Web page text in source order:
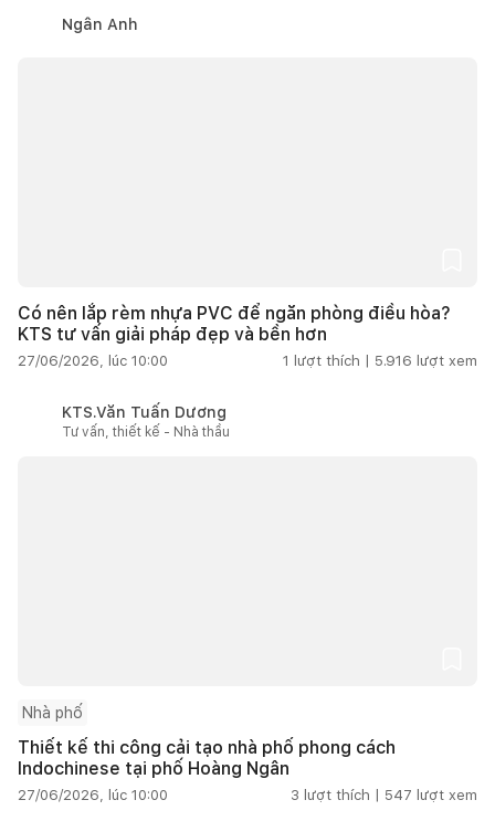
Ngân Anh
Có nên lắp rèm nhựa PVC để ngăn phòng điều hòa?
KTS tư vấn giải pháp đẹp và bền hơn
27/06/2026, lúc 10:00 1 lượt thích | 5.916 lượt xem
KTS.Văn Tuấn Dương
Tư vấn, thiết kế - Nhà thầu
Nhà phố
Thiết kế thi công cải tạo nhà phố phong cách
Indochinese tại phố Hoàng Ngân
27/06/2026, lúc 10:00 3 lượt thích | 547 lượt xem